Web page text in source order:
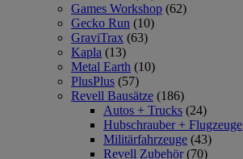
Games Workshop (62)
Gecko Run (10)
GraviTrax (63)
Kapla (13)
Metal Earth (10)
PlusPlus (57)
Revell Bausätze (186)
Autos + Trucks (24)
Hubschrauber + Flugzeuge
Militärfahrzeuge (43)
Revell Zubehör (70)